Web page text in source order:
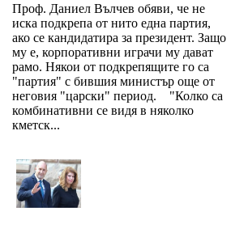
Проф. Даниел Вълчев обяви, че не
иска подкрепа от нито една партия,
ако се кандидатира за президент. Защо
му е, корпоративни играчи му дават
рамо. Някои от подкрепящите го са
"партия" с бившия министър още от
неговия "царски" период. "Колко са
комбинативни се видя в няколко
кметск...